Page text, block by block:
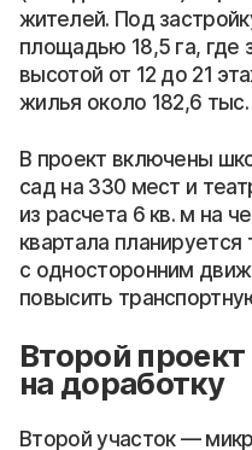
жителей. Под
площадью 18,5 га, где
высотой от 12 до 21
жилья около 182,6 тыс.
В проект включены
сад на 330 мест и
из расчета 6 кв. м на
квартала планируется
с односторонним
повысить
Второй
на доработку
Второй участок —